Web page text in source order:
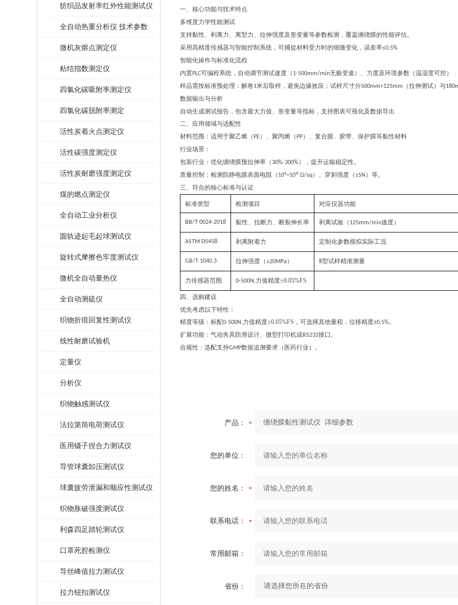
纺织品发射率红外性能测试仪
全自动热重分析仪 技术参数
微机灰熔点测定仪
粘结指数测定仪
四氯化碳吸附率测定仪
四氯化碳脱附率测定
活性炭着火点测定仪
活性碳强度测定仪
活性炭耐磨强度测定仪
煤的燃点测定仪
全自动工业分析仪
圆轨迹起毛起球测试仪
旋转式摩擦色牢度测试仪
微机全自动量热仪
全自动测硫仪
织物折痕回复性测试仪
线性耐磨试验机
定量仪
分析仪
织物触感测试仪
法拉第筒电荷测试仪
医用镊子捏合力测试仪
导管球囊卸压测试仪
球囊疲劳泄漏和顺应性测试仪
织物胀破强度测试仪
利森四足踏轮测试仪
口罩死腔检测仪
导丝峰值拉力测试仪
拉力钮扣测试仪
一、核心功能与技术特点
多维度力学性能测试
支持黏性、剥离力、离型力、拉伸强度及形变量等参数检测，覆盖缠绕膜的性能评估。
采用高精度传感器与智能控制系统，可捕捉材料受力时的细微变化，误差率≤0.5%
智能化操作与标准化流程
内置PLC可编程系统，自动调节测试速度（ 1-500mm/min无极变速）、力度及环境参数（温湿度可控）
样品需按标准预处理：解卷1米后取样，避免边缘效应；试样尺寸分500mm×125mm （拉伸测试）与
数据输出与分析
自动生成测试报告，包含最大力值、形变量等指标，支持图表可视化及数据导出
二、应用领域与适配性
材料范围 ：适用于聚乙烯（ PE）、聚丙烯（ PP）、复合膜、胶带、保护膜等黏性材料
行业场景 ：
包装行业：优化缠绕膜预拉伸率（30%-300% ），提升运输稳定性。
质量控制：检测防静电膜表面电阻（ 10⁶~10¹¹ Ω/sq）、穿刺强度（ ≥5N ）等。
三、符合的核心标准与认证
标准类型 检测项目 对应仪器功能
BB/T 0024-2018 黏性、拉断力、断裂伸长率 剥离试验（ 125mm/min速度）
ASTM D5458 剥离附着力 定制化参数模拟实际工况
GB/T 1040.3 拉伸强度（ ≥20MPa ） 型试样精准测量
力传感器范围 0-500N,力值精度±0.05%FS
四、选购建议
优先考虑以下特性：
精度等级 ： 标配0-500N,力值精度±0.05%FS ， 可选择其他量程， 位移精度±0.5%。
扩展功能 ：气动夹具防滑设计、微型打印机或RS232接口。
合规性 ： 选配支持GMP数据追溯要求（医药行业）。
产品：
您的单位：
您的姓名：
联系电话：
常用邮箱：
省份：